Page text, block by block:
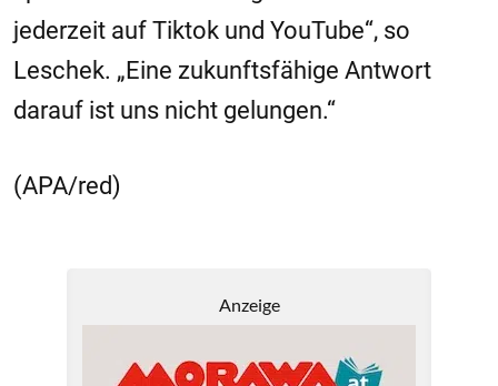
jederzeit auf Tiktok und YouTube“, so
Leschek. „Eine zukunftsfähige Antwort
darauf ist uns nicht gelungen.“
(APA/red)
Anzeige